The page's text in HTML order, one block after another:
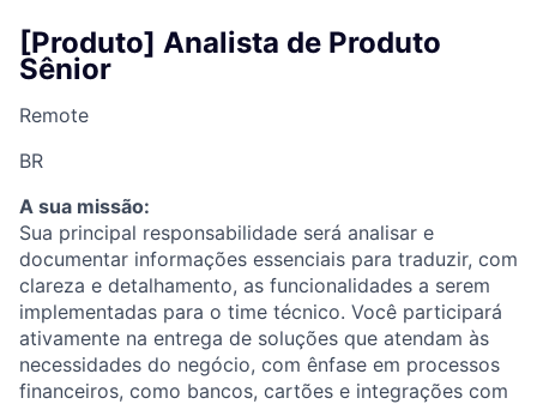
[Produto] Analista de Produto
Sênior
Remote
BR
A sua missão:
Sua principal responsabilidade será analisar e
documentar informações essenciais para traduzir, com
clareza e detalhamento, as funcionalidades a serem
implementadas para o time técnico. Você participará
ativamente na entrega de soluções que atendam às
necessidades do negócio, com ênfase em processos
financeiros, como bancos, cartões e integrações com